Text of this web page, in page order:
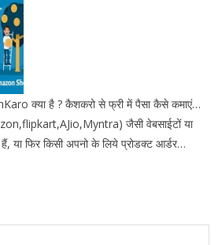
क्या है ? कैशकरो से फ्री में पैसा कैसे कमाएं…
जैसी वेबसाईटों या
या फिर किसी अपनो के लिये प्रोडक्ट आर्डर…